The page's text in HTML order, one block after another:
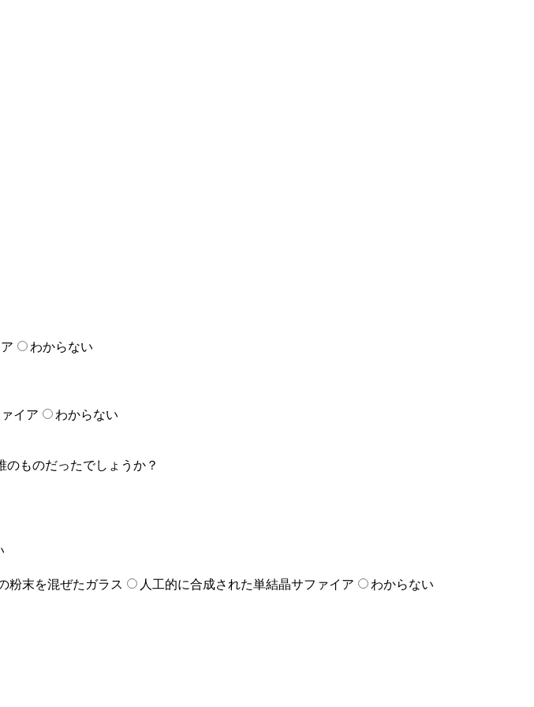
わからない
イア
わからない
ものだったでしょうか？
粉末を混ぜたガラス 人工的に合成された単結晶サファイア
わからない